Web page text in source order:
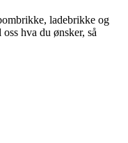
ladebrikke og
hva du ønsker, så